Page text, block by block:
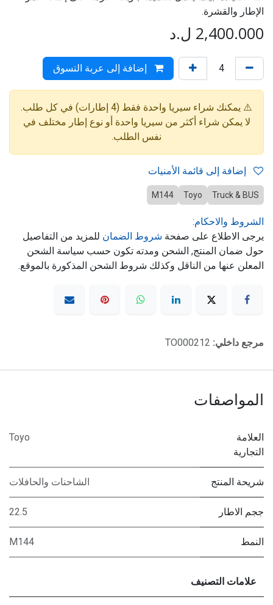
الإطار والقشرة.
2,400.000 ل.د
إضافة إلى عربة التسوق
⚠️ يمكنك شراء سيريا واحدة فقط (4 إطارات) في كل طلب.
لا يمكن شراء أكثر من سيريا واحدة أو نوع إطار مختلف في
نفس الطلب.
Truck & BUS
Toyo
M144
الشروط والاحكام:
يرجى الاطلاع على صفحة شروط الضمان للمزيد من التفاصيل
حول ضمان المنتج, الشحن ومدته تكون حسب سياسة الشحن
المعلن عنها من الناقل وكذلك شروط الشحن المذكورة بالموقع.
مرجع داخلي: TO000212
المواصفات
العلامة
التجارية
Toyo
شريحة المنتج الشاحنات والحافلات
ججم الاطار 22.5
النمط M144
علامات التصنيف